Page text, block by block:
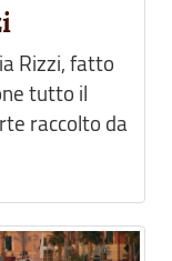
Rizzi, fatto
tutto il
raccolto da